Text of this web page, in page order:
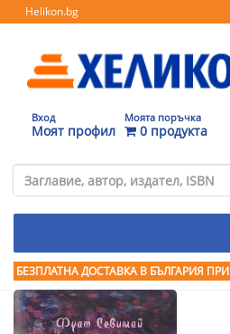
Helikon.bg
Вход
Моят профил
Моята поръчка
0 продукта
БЕЗПЛАТНА ДОСТАВКА В БЪЛГАРИЯ